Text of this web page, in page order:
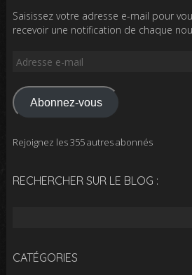
Saisissez votre adresse e-mail pour
recevoir une notification de chaque
Adresse
mail
Abonnez-vous
Rejoignez les 355 autres abonnés
RECHERCHER SUR LE BLOG :
CATÉGORIES